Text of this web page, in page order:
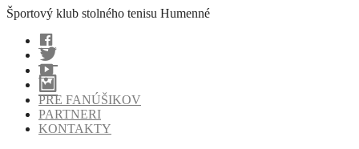
Prejsť
obsah
Športový klub stolného tenisu Humenné
Youtube
PRE FANÚŠIKOV
PARTNERI
KONTAKTY